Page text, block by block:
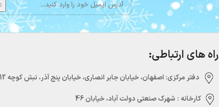
راه های ارتباطی:
دفتر مرکزی:‌ اصفهان، خیابان جابر انصاری، خیابان پنج آذر، نبش کوچه 12، فروشگاه سپاهان سرما
کارخانه : شهرک صنعتی دولت آباد، خیابان 46